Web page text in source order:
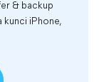
& backup
kunci iPhone,